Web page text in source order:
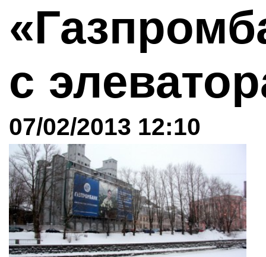
с
07/02/2013 12:10